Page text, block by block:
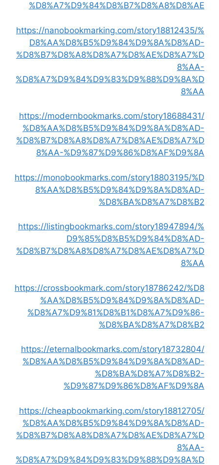
%D8%A7%D9%84%D8%B7%D8%A8%D8%AE
https://nanobookmarking.com/story18812435/%
D8%AA%D8%B5%D9%84%D9%8A%D8%AD-
%D8%B7%D8%A8%D8%A7%D8%AE%D8%A7%D
8%AA-
%D8%A7%D9%84%D9%83%D9%88%D9%8A%D
8%AA
https://modernbookmarks.com/story18688431/
%D8%AA%D8%B5%D9%84%D9%8A%D8%AD-
%D8%B7%D8%A8%D8%A7%D8%AE%D8%A7%D
8%AA-%D9%87%D9%86%D8%AF%D9%8A
https://monobookmarks.com/story18803195/%D
8%AA%D8%B5%D9%84%D9%8A%D8%AD-
%D8%BA%D8%A7%D8%B2
https://listingbookmarks.com/story18947894/%
D9%85%D8%B5%D9%84%D8%AD-
%D8%B7%D8%A8%D8%A7%D8%AE%D8%A7%D
8%AA
https://crossbookmark.com/story18786242/%D8
%AA%D8%B5%D9%84%D9%8A%D8%AD-
%D8%A7%D9%81%D8%B1%D8%A7%D9%86-
%D8%BA%D8%A7%D8%B2
https://eternalbookmarks.com/story18732804/
%D8%AA%D8%B5%D9%84%D9%8A%D8%AD-
%D8%BA%D8%A7%D8%B2-
%D9%87%D9%86%D8%AF%D9%8A
https://cheapbookmarking.com/story18812705/
%D8%AA%D8%B5%D9%84%D9%8A%D8%AD-
%D8%B7%D8%A8%D8%A7%D8%AE%D8%A7%D
8%AA-
%D8%A7%D9%84%D9%83%D9%88%D9%8A%D